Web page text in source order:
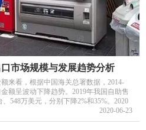
市场规模与发展趋势分析
来看，根据中国海关总署数据，2014-
额呈波动下降趋势。2019年我国自助售
548万美元，分别下降2%和35%。2020
2020-06-23